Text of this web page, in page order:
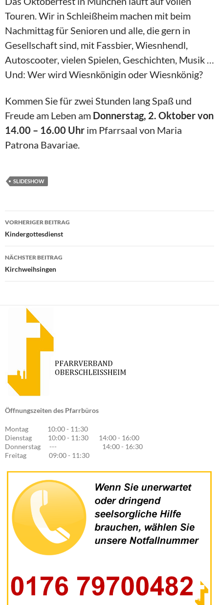
Touren. Wir in Schleißheim machen mit beim
Nachmittag für Senioren und alle, die gern in
Gesellschaft sind, mit Fassbier, Wiesnhendl,
Autoscooter, vielen Spielen, Geschichten, Musik …
Und: Wer wird Wiesnkönigin oder Wiesnkönig?
Kommen Sie für zwei Stunden lang Spaß und
Freude am Leben am Donnerstag, 2. Oktober von
14.00 – 16.00 Uhr im Pfarrsaal von Maria
Patrona Bavariae.
SLIDESHOW
Beitragsnavigation
VORHERIGER BEITRAG
Kindergottesdienst
NÄCHSTER BEITRAG
Kirchweihsingen
Öffnungszeiten des Pfarrbüros
Montag 10:00 - 11:30
Dienstag 10:00 - 11:30 14:00 - 16:00
Donnerstag --- 14:00 - 16:30
Freitag 09:00 - 11:30